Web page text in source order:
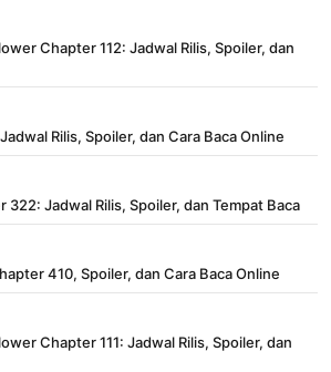
Chapter 112: Jadwal Rilis, Spoiler, dan
Rilis, Spoiler, dan Cara Baca Online
322: Jadwal Rilis, Spoiler, dan Tempat Baca
410, Spoiler, dan Cara Baca Online
Chapter 111: Jadwal Rilis, Spoiler, dan